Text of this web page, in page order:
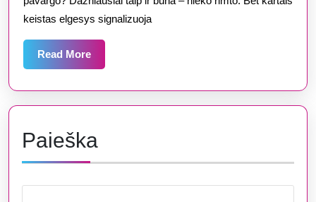
priežastys,
apie
keistas elgesys signalizuoja
Read MoreRead
More
Paieška